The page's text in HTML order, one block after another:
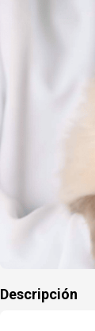
Descripción